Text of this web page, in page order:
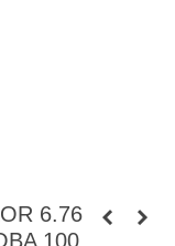
6.76
100